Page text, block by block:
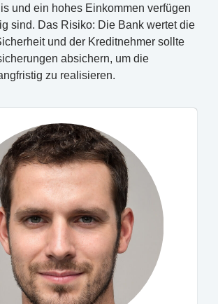
und ein hohes Einkommen verfügen
sind. Das Risiko: Die Bank wertet die
und der Kreditnehmer sollte
absichern, um die
zu realisieren.